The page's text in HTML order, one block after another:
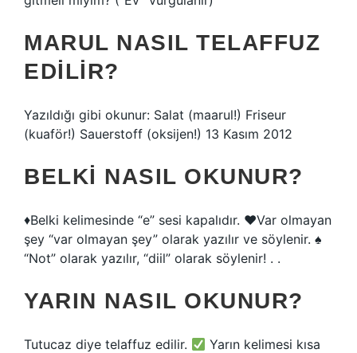
MARUL NASIL TELAFFUZ
EDILIR?
Yazıldığı gibi okunur: Salat (maarul!) Friseur
(kuaför!) Sauerstoff (oksijen!) 13 Kasım 2012
BELKI NASIL OKUNUR?
♦️Belki kelimesinde “e” sesi kapalıdır. ♥️Var olmayan
şey “var olmayan şey” olarak yazılır ve söylenir. ♠️
“Not” olarak yazılır, “diil” olarak söylenir! . .
YARIN NASIL OKUNUR?
Tutucaz diye telaffuz edilir.
Yarın kelimesi kısa